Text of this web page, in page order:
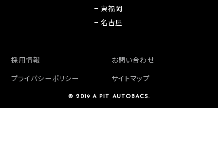
− 東福岡
− 名古屋
採用情報
お問い合わせ
プライバシーポリシー
サイトマップ
© 2019 A PIT AUTOBACS.